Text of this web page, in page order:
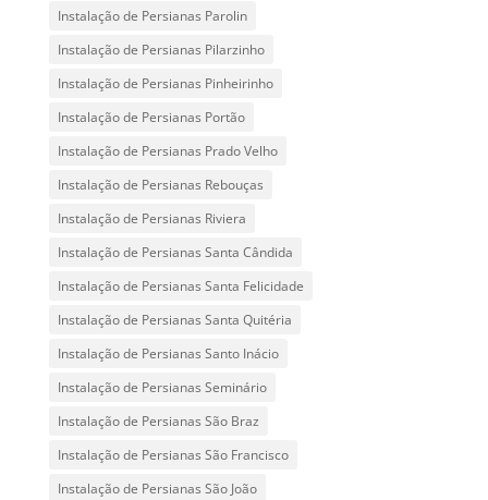
Instalação de Persianas Parolin
Instalação de Persianas Pilarzinho
Instalação de Persianas Pinheirinho
Instalação de Persianas Portão
Instalação de Persianas Prado Velho
Instalação de Persianas Rebouças
Instalação de Persianas Riviera
Instalação de Persianas Santa Cândida
Instalação de Persianas Santa Felicidade
Instalação de Persianas Santa Quitéria
Instalação de Persianas Santo Inácio
Instalação de Persianas Seminário
Instalação de Persianas São Braz
Instalação de Persianas São Francisco
Instalação de Persianas São João